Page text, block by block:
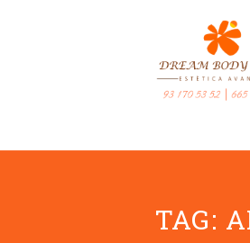
TAG: